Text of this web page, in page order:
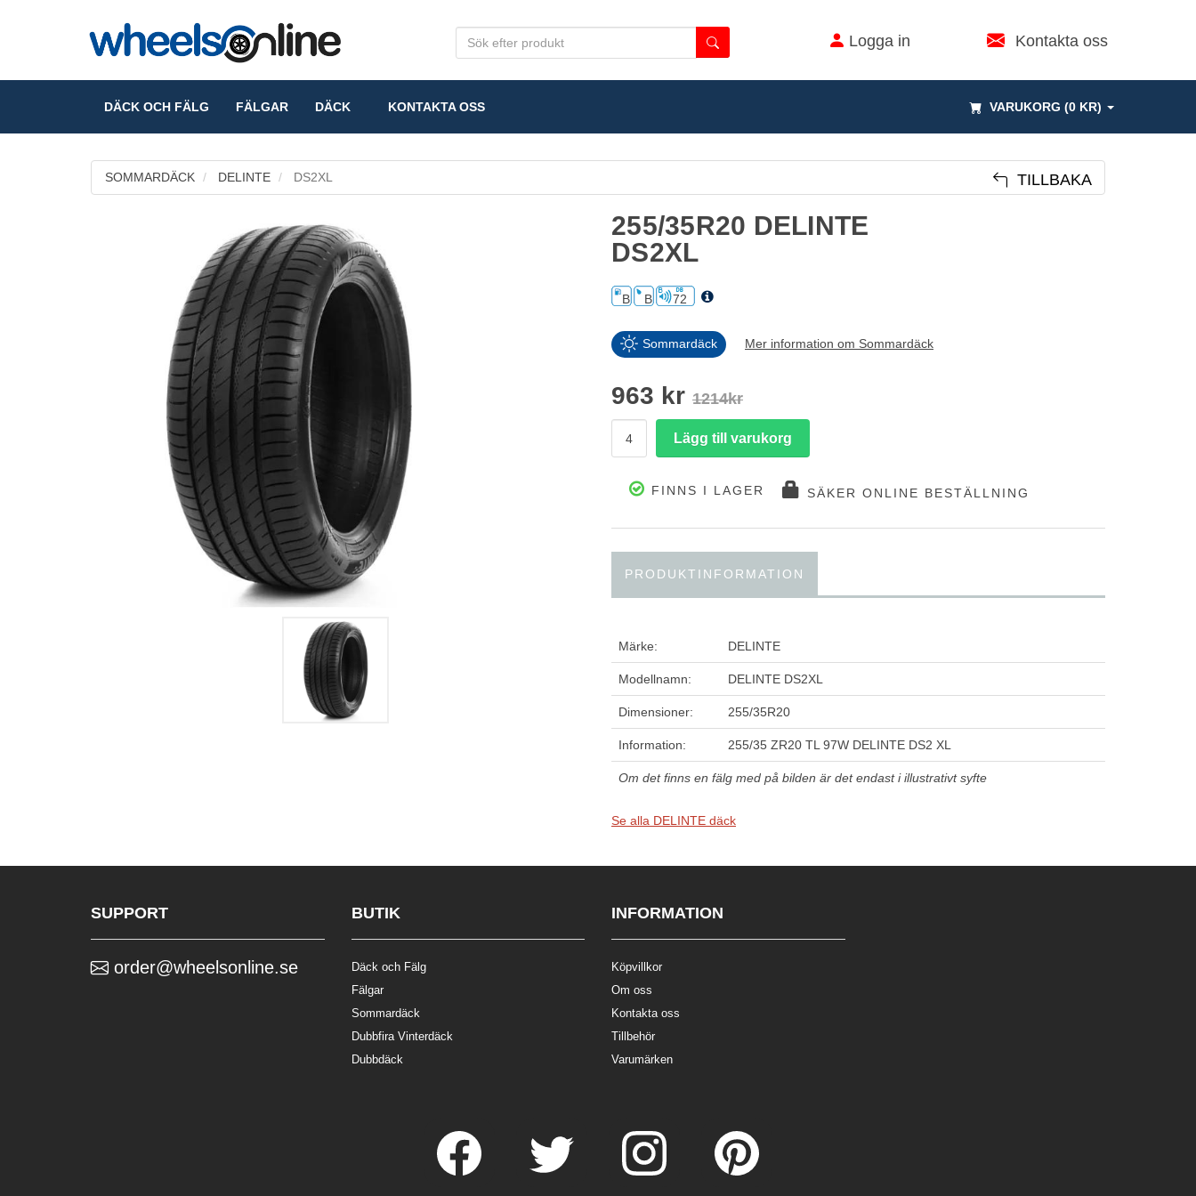
Logga in Kontakta oss
VARUKORG (0 KR)
DÄCK OCH FÄLG FÄLGAR DÄCK KONTAKTA OSS
SOMMARDÄCK DELINTE DS2XL TILLBAKA
255/35R20 DELINTE
DS2XL
B B 72
Sommardäck Mer information om Sommardäck
963 kr 1214kr
FINNS I LAGER SÄKER ONLINE BESTÄLLNING
PRODUKTINFORMATION
Märke: DELINTE
Modellnamn: DELINTE DS2XL
Dimensioner: 255/35R20
Information: 255/35 ZR20 TL 97W DELINTE DS2 XL
Om det finns en fälg med på bilden är det endast i illustrativt syfte
Se alla DELINTE däck
SUPPORT
order@wheelsonline.se
BUTIK
Däck och Fälg
Fälgar
Sommardäck
Dubbfira Vinterdäck
Dubbdäck
INFORMATION
Köpvillkor
Om oss
Kontakta oss
Tillbehör
Varumärken